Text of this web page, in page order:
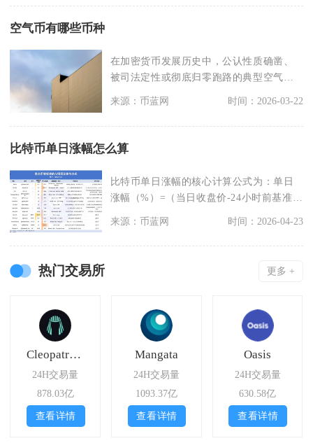
空气币有哪些币种
在加密货币发展历史中，公认性质确凿、
被司法定性或彻底归零跑路的典型空气币
主要包含OneCo
来源：币蓝网 时间：2026-03-22
比特币单日涨幅怎么算
比特币单日涨幅的核心计算公式为：单日
涨幅（%）=（当日收盘价-24小时前基准价
来源：币蓝网 时间：2026-04-23
热门交易所 更多 +
Cleopatra Exchange
24H交易量
878.03亿
查看详情
Mangata
24H交易量
1093.37亿
查看详情
Oasis
24H交易量
630.58亿
查看详情